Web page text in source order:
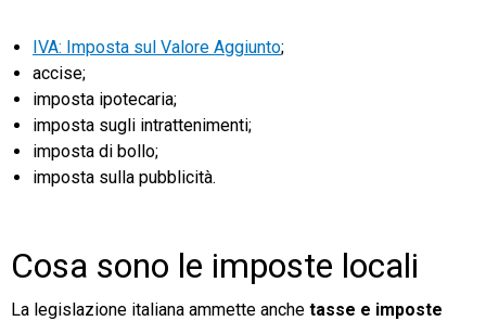
IVA: Imposta sul Valore Aggiunto;
accise;
imposta ipotecaria;
imposta sugli intrattenimenti;
imposta di bollo;
imposta sulla pubblicità.
Cosa sono le imposte locali
La legislazione italiana ammette anche tasse e imposte